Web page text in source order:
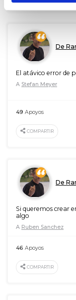
De
El atávico error de
A Stefan Meyer
49 Apoyos
COMPARTIR
De
Si queremos crear
algo
A Ruben Sanchez
46 Apoyos
COMPARTIR